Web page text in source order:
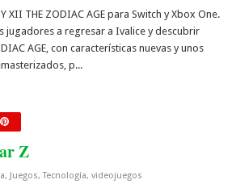
XII THE ZODIAC AGE para Switch y Xbox One.
jugadores a regresar a Ivalice y descubrir
AGE, con características nuevas y unos
p...
Z
, Juegos,Tecnología,videojuegos